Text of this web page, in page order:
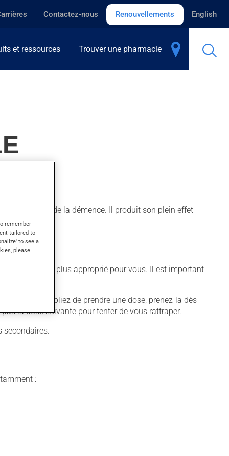
Contactez-nous Renouvellements English
et ressources Trouver une pharmacie
traitement de la démence. Il produit son plein effet
qui est plus approprié pour vous. Il est important
Si vous oubliez de prendre une dose, prenez-la dès
la dose suivante pour tenter de vous rattraper.
secondaires.
:
remember
tailored to
to see a
please